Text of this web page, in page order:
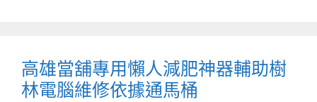
高雄當舖專用懶人減肥神器輔助樹
林電腦維修依據通馬桶